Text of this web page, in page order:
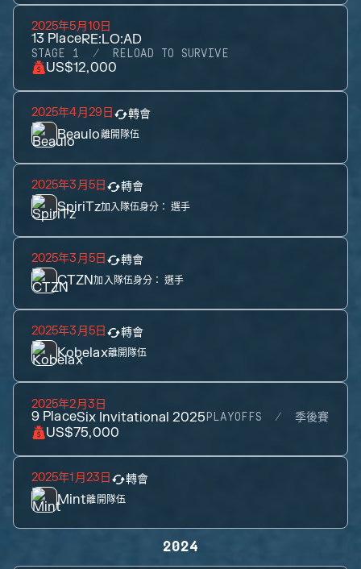
2025年5月10日
13 PlaceRE:LO:AD
STAGE 1 RELOAD TO SURVIVE
US$12,000
2025年4月29日 轉會
Beaulo離開隊伍
2025年3月5日 轉會
SpiriTz加入隊伍身分： 選手
2025年3月5日 轉會
CTZN加入隊伍身分： 選手
2025年3月5日 轉會
Kobelax離開隊伍
2025年2月3日
9 PlaceSix Invitational 2025 PLAYOFFS 季後賽
US$75,000
2025年1月23日 轉會
Mint離開隊伍
2024